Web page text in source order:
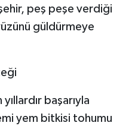
peş peşe verdiği
güldürmeye
başarıyla
yem bitkisi tohumu